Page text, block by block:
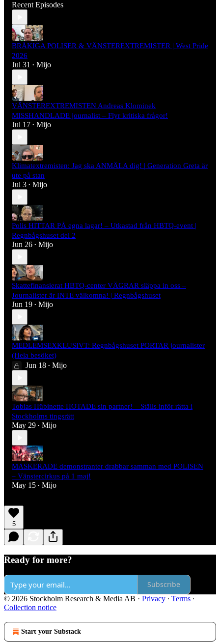
Recent Episodes
BRÅKIGA POLISER & VÄNSTEREXTREMISTER | West Pride
2026
Jul 31 • Mijo
VÄNSTEREXTREMISTEN Andreas Klominek
MISSHANDLADE journalist – Flyr kritiska frågor!
Jul 17 • Mijo
Klimatextremisten: Jag ska ANMÄLA dig! | Generation Greta är
ute på stan
Jul 3 • Mijo
Polis HITTAR PÅ egna lagar! – Utkastad från HBTQ-event |
Regnbågshuset del 2
Jun 26 • Mijo
Skattefinansierat HBTQ-center VÄGRAR släppa in oss –
Journalister är INTE välkomna! | Regnbågshuset
Jun 19 • Mijo
MEDLEMSEXKLUSIVT: Regnbågshuset PORTAR journalister
(Hela besöket)
Jun 18 • Mijo
Tobias Hübinette HOTADE sin partner! – Ställs inför rätta i
Stockholms tingsrätt
May 29 • Mijo
MASKERADE demonstranter drabbar samman med POLISEN
– Vänstercirkus på 1 maj!
May 15 • Mijo
5
Ready for more?
Subscribe
© 2026 Stockholm Research & Media AB · Privacy ∙ Terms ∙
Collection notice
Start your Substack